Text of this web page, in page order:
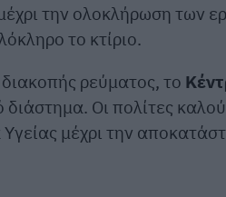
την ολοκλήρωση των
το κτίριο.
ρεύματος, το
διάστημα. Οι πολίτες
μέχρι την